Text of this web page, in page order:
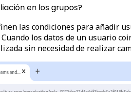
en los grupos?
las condiciones para añadir
los datos de un usuario
sin necesidad de realizar